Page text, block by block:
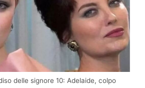
delle signore 10: Adelaide, colpo